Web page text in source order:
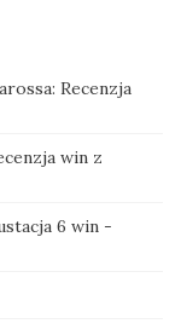
Recenzja
win z
6 win -